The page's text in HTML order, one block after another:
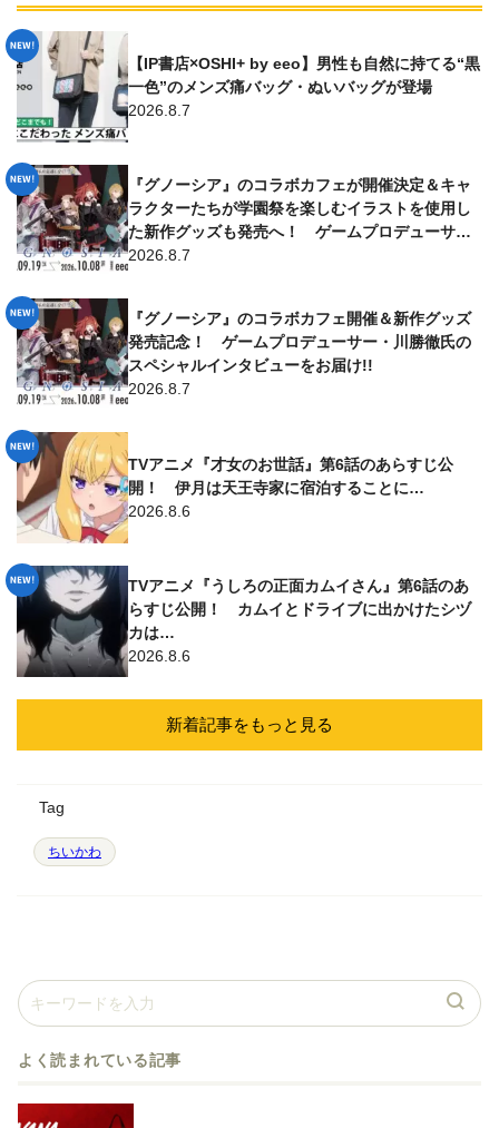
【IP書店×OSHI+ by eeo】男性も自然に持てる“黒
一色”のメンズ痛バッグ・ぬいバッグが登場
2026.8.7
『グノーシア』のコラボカフェが開催決定＆キャ
ラクターたちが学園祭を楽しむイラストを使用し
た新作グッズも発売へ！ ゲームプロデューサー
からのコメントはファン必見!!
2026.8.7
『グノーシア』のコラボカフェ開催＆新作グッズ
発売記念！ ゲームプロデューサー・川勝徹氏の
スペシャルインタビューをお届け!!
2026.8.7
TVアニメ『才女のお世話』第6話のあらすじ公
開！ 伊月は天王寺家に宿泊することに…
2026.8.6
TVアニメ『うしろの正面カムイさん』第6話のあ
らすじ公開！ カムイとドライブに出かけたシヅ
カは…
2026.8.6
新着記事をもっと見る
Tag
ちいかわ
よく読まれている記事